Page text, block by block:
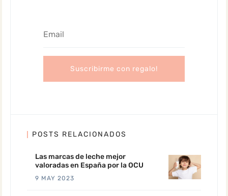
POSTS RELACIONADOS
Las marcas de leche mejor
valoradas en España por la OCU
9 MAY 2023